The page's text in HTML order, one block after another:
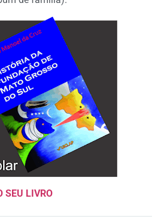
SEU LIVRO